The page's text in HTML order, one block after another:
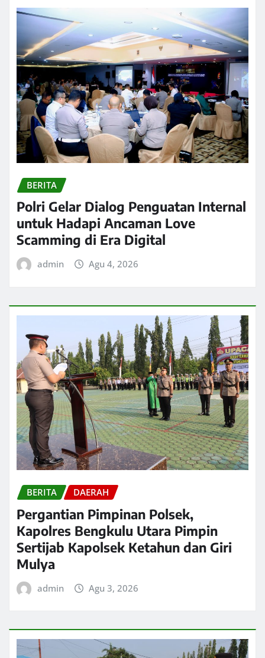
BERITA
Polri Gelar Dialog Penguatan Internal
untuk Hadapi Ancaman Love
Scamming di Era Digital
admin Agu 4, 2026
BERITA DAERAH
Pergantian Pimpinan Polsek,
Kapolres Bengkulu Utara Pimpin
Sertijab Kapolsek Ketahun dan Giri
Mulya
admin Agu 3, 2026